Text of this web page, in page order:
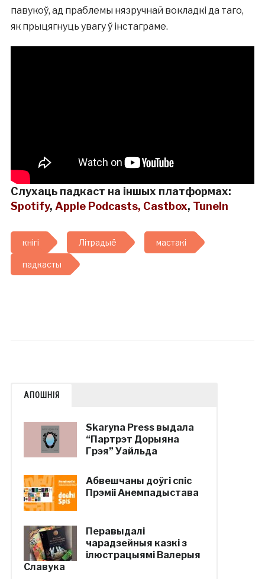
павукоў, ад праблемы нязручнай вокладкі да таго,
як прыцягнуць увагу ў інстаграме.
Слухаць падкаст на іншых платформах:
Spotify, Apple Podcasts, Castbox, TuneIn
кнігі Літрадыё мастакі
падкасты
АПОШНІЯ
Skaryna Press выдала
“Партрэт Дорыяна
Грэя” Уайльда
Абвешчаны доўгі спіс
Прэміі Анемпадыстава
Перавыдалі
чарадзейныя казкі з
ілюстрацыямі Валерыя
Славука